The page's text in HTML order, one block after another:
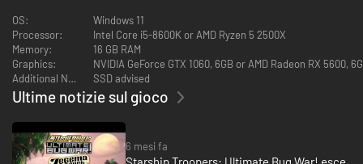
Troopers: Ultimate Bug War! un'esperienza inedita.
Un vero sparatutto rétro in prima persona:
battaglie epiche mentre affronti una campagna in solitaria piena di
missioni, segreti e (ovviamente) INSETTI!
Un devastante arsenale anti-aracnide:
iconici, dal classico fucile Morita a tute meccaniche e cariche
nucleari tattiche.
Una storia di assoluta lealtà:
OS:
Windows 11
Processor:
Intel Core i5-8600K or AMD Ryzen 5 2500X
Memory:
16 GB RAM
Graphics:
NVIDIA GeForce GTX 1060, 6GB or AMD Radeon RX 5600,
Additional Notes:
SSD advised
Ultime notizie sul gioco
6 mesi fa